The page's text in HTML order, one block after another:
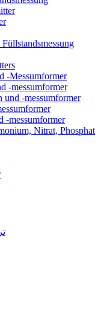
-Messumformer
-messumformer
und -messumformer
-messumformer
Nitrat, Phosphat